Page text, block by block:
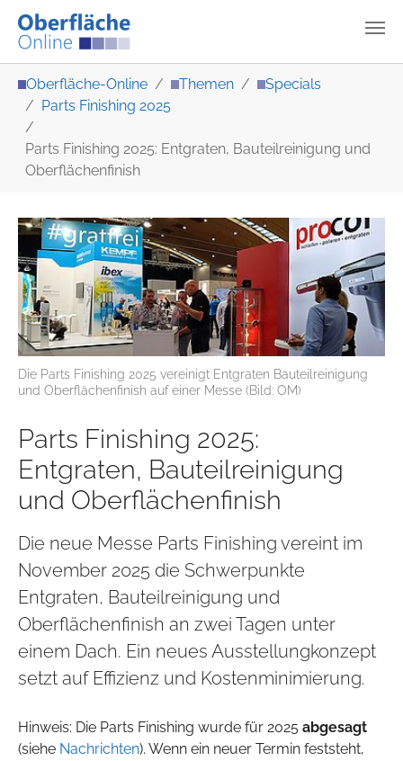
Oberfläche-Online Themen
Specials
Parts Finishing 2025
Parts Finishing 2025: Entgraten, Bauteilreinigung und
Oberflächenfinish
Die Parts Finishing 2025 vereinigt Entgraten Bauteilreinigung
und Oberflächenfinish auf einer Messe (Bild: OM)
Parts Finishing 2025:
Entgraten, Bauteilreinigung
und Oberflächenfinish
Die neue Messe Parts Finishing vereint im
November 2025 die Schwerpunkte
Entgraten, Bauteilreinigung und
Oberflächenfinish an zwei Tagen unter
einem Dach. Ein neues Ausstellungkonzept
setzt auf Effizienz und Kostenminimierung.
Hinweis: Die Parts Finishing wurde für 2025 abgesagt
(siehe Nachrichten). Wenn ein neuer Termin feststeht,